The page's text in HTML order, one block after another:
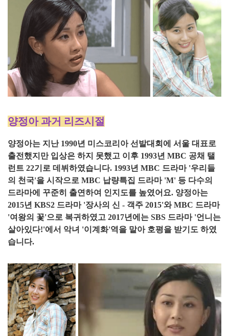
양정아 과거 리즈시절
양정아는 지난 1990년 미스코리아 선발대회에 서울 대표로
출전했지만 입상은 하지 못했고 이후 1993년 MBC 공채 탤
런트 22기로 데뷔하였습니다. 1993년 MBC 드라마 '우리들
의 천국'을 시작으로 MBC 납량특집 드라마 'M' 등 다수의
드라마에 꾸준히 출연하여 인지도를 높였어요. 양정아는
2015년 KBS2 드라마 '장사의 신 - 객주 2015'와 MBC 드라마
'여왕의 꽃'으로 복귀하였고 2017년에는 SBS 드라마 '언니는
살아있다!'에서 악녀 '이계화'역을 맡아 호평을 받기도 하였
습니다.